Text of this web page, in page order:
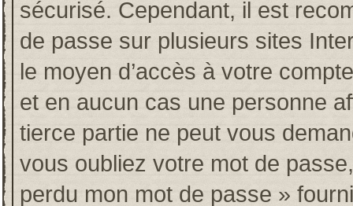
sécurisé. Cependant, il est
de passe sur plusieurs sites
le moyen d’accès à votre
et en aucun cas une personne
tierce partie ne peut vous
vous oubliez votre mot de
perdu mon mot de passe »